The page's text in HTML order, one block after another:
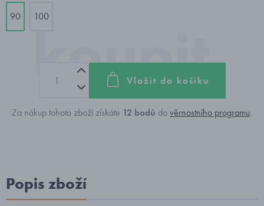
90 100
Vložit do košíku
Za nákup tohoto zboží získáte 12 bodů dověrnostního programu.
Popis zboží